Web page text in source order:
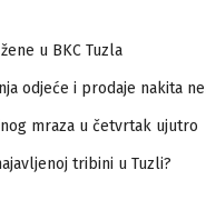
u BKC Tuzla
odjeće i prodaje nakita
mraza u četvrtak ujutro
tribini u Tuzli?